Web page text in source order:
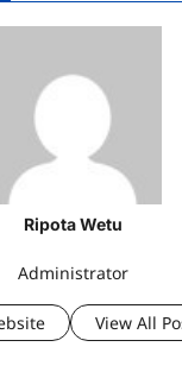
Ripota Wetu
Administrator
View All